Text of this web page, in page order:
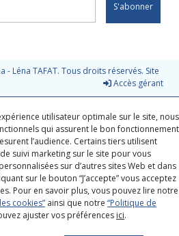
S'abonner
Léna TAFAT. Tous droits réservés. Site
Accès gérant
utilisateur optimale sur le site, nous
qui assurent le bon fonctionnement
l’audience. Certains tiers utilisent
suivi marketing sur le site pour vous
sur d’autres sites Web et dans
sur le bouton “J’accepte” vous acceptez
Pour en savoir plus, vous pouvez lire notre
cookies” ainsi que notre “Politique de
ajuster vos préférences ici.